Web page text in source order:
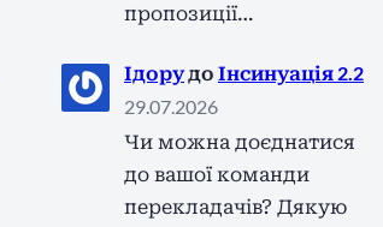
пропозиції…
Ідорудо Інсинуація 2.2
29.07.2026
Чи можна доєднатися
до вашої команди
перекладачів? Дякую